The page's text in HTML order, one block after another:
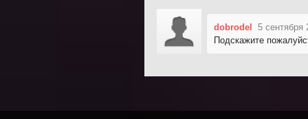
dobrodel
5 сентября
Подскажите